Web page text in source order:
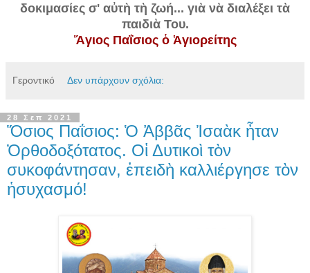
δοκιμασίες σ' αὐτὴ τὴ ζωή... γιὰ νὰ διαλέξει τὰ
παιδιὰ Του.
Ἅγιος Παΐσιος ὁ Ἁγιορείτης
Γεροντικό Δεν υπάρχουν σχόλια:
28 Σεπ 2021
Ὅσιος Παΐσιος: Ὁ Ἀββᾶς Ἰσαὰκ ἦταν
Ὀρθοδοξότατος. Οἱ Δυτικοὶ τὸν
συκοφάντησαν, ἐπειδὴ καλλιέργησε τὸν
ἡσυχασμό!